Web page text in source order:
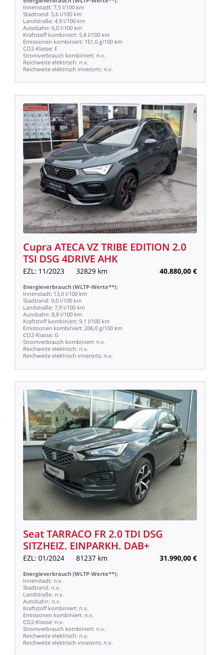
Innenstadt: 7,5 l/100 km
Stadtrand: 5,6 l/100 km
Landstraße: 4,9 l/100 km
Autobahn: 6,0 l/100 km
Kraftstoff kombiniert: 5,8 l/100 km
Emissionen kombiniert: 151,0 g/100 km
CO2-Klasse: E
Stromverbrauch kombiniert: n.v.
Reichweite elektrisch: n.v.
Reichweite elektrisch innerorts: n.v.
Cupra ATECAVZ TRIBE EDITION 2.0
TSI DSG 4DRIVE AHK
EZL: 11/2023 32829 km 40.880,00 €
Energieverbrauch (WLTP-Werte**):
Innenstadt: 13,0 l/100 km
Stadtrand: 9,0 l/100 km
Landstraße: 7,9 l/100 km
Autobahn: 8,8 l/100 km
Kraftstoff kombiniert: 9,1 l/100 km
Emissionen kombiniert: 206,0 g/100 km
CO2-Klasse: G
Stromverbrauch kombiniert: n.v.
Reichweite elektrisch: n.v.
Reichweite elektrisch innerorts: n.v.
SeatTARRACO FR2.0TDI DSG
SITZHEIZ. EINPARKH. DAB+
EZL: 01/2024 81237 km 31.990,00 €
Energieverbrauch (WLTP-Werte**):
Innenstadt: n.v.
Stadtrand: n.v.
Landstraße: n.v.
Autobahn: n.v.
Kraftstoff kombiniert: n.v.
Emissionen kombiniert: n.v.
CO2-Klasse: n.v.
Stromverbrauch kombiniert: n.v.
Reichweite elektrisch: n.v.
Reichweite elektrisch innerorts: n.v.